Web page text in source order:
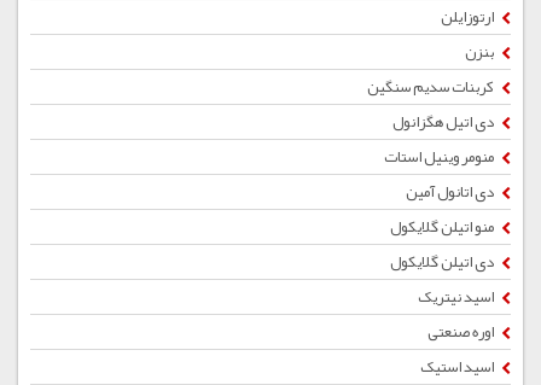
ارتوزایلن
بنزن
کربنات سدیم سنگین
دی اتیل هگزانول
منومر وینیل استات
دی اتانول آمین
منو اتیلن گلایکول
دی اتیلن گلایکول
اسید نیتریک
اوره صنعتی
اسید استیک